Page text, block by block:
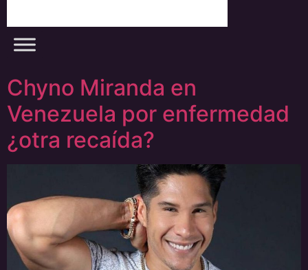
Chyno Miranda en
Venezuela por enfermedad
¿otra recaída?